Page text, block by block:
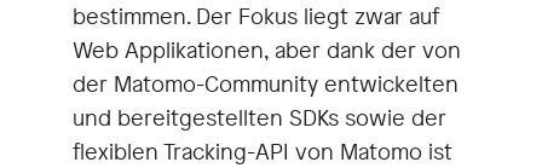
bestimmen. Der Fokus liegt zwar auf
Web Applikationen, aber dank der von
der Matomo-Community entwickelten
und bereitgestellten SDKs sowie der
flexiblen Tracking-API von Matomo ist